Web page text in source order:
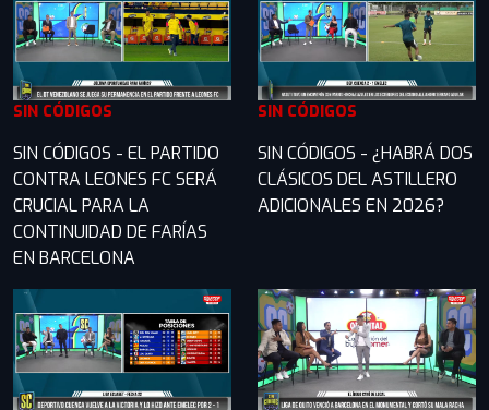
SIN CÓDIGOS
SIN CÓDIGOS - EL PARTIDO
CONTRA LEONES FC SERÁ
CRUCIAL PARA LA
CONTINUIDAD DE FARÍAS
EN BARCELONA
SIN CÓDIGOS
SIN CÓDIGOS - ¿HABRÁ DOS
CLÁSICOS DEL ASTILLERO
ADICIONALES EN 2026?